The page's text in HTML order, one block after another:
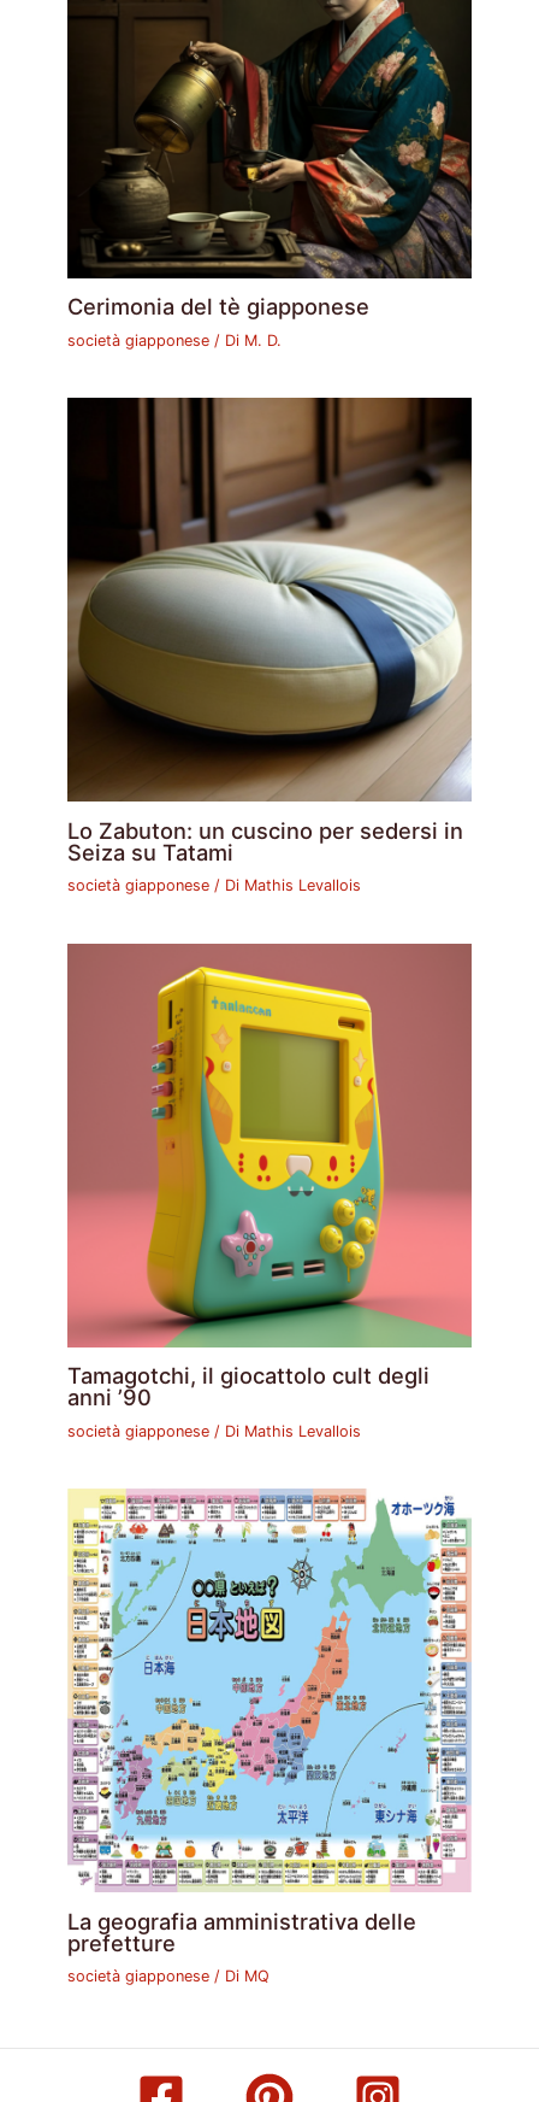
Cerimonia del tè giapponese
società giapponese / Di M. D.
Lo Zabuton: un cuscino per sedersi in
Seiza su Tatami
società giapponese / Di Mathis Levallois
Tamagotchi, il giocattolo cult degli
anni ’90
società giapponese / Di Mathis Levallois
La geografia amministrativa delle
prefetture
società giapponese / Di MQ